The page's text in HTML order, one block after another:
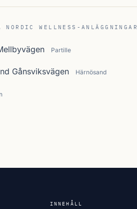
NORDIC WELLNESS-ANLÄGGNINGAR
Partille
Gånsviksvägen Härnösand
INNEHÅLL